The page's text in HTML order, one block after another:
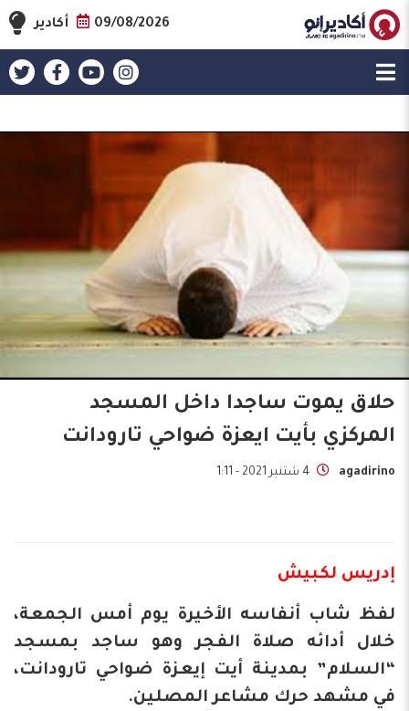
09/08/2026 أكادير
حلاق يموت ساجدا داخل المسجد
المركزي بأيت ايعزة ضواحي تارودانت
agadirino 4 شتنبر 2021 - 1:11
إدريس لكبيش
لفظ شاب أنفاسه الأخيرة يوم أمس الجمعة،
خلال أدائه صلاة الفجر وهو ساجد بمسجد
“السلام” بمدينة أيت إيعزة ضواحي تارودانت،
في مشهد حرك مشاعر المصلين.